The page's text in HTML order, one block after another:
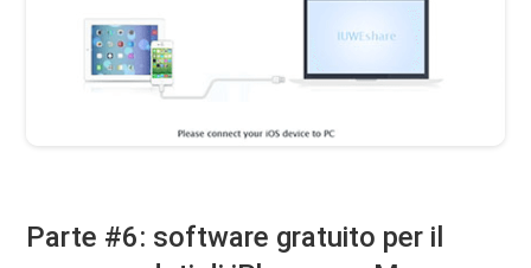
Parte #6: software gratuito per il